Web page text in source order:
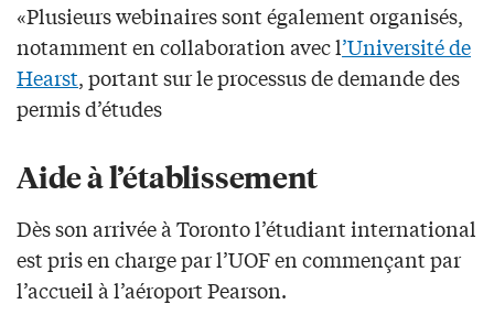
«Plusieurs webinaires sont également organisés,
notamment en collaboration avec l’Université de
Hearst, portant sur le processus de demande des
permis d’études
Aideà l’établissement
Dès son arrivée à Toronto l’étudiant international
est pris en charge par l’UOF en commençant par
l’accueil à l’aéroport Pearson.